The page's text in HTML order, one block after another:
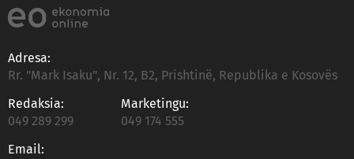
Adresa:
Rr. "Mark Isaku", Nr. 12, B2, Prishtinë, Republika e Kosovës
Redaksia:
049 289 299
Marketingu:
049 174 555
Email: